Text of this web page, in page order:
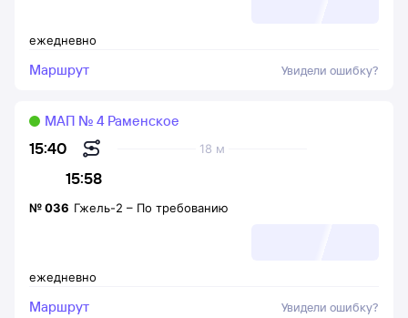
ежедневно
Маршрут Увидели ошибку?
15:40
15:58
18 м
МАП № 4 Раменское
ежедневно
№036 Гжель-2 – По требованию
Маршрут Увидели ошибку?